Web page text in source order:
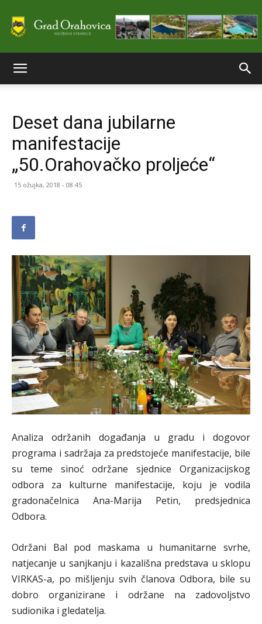
stranice
Grada
Deset dana jubilarne
manifestacije
„50.Orahovačko proljeće“
15 ožujka, 2018 - 08:45
Analiza održanih događanja u gradu i dogovor
programa i sadržaja za predstojeće manifestacije, bile
su teme sinoć održane sjednice Organizacijskog
odbora za kulturne manifestacije, koju je vodila
gradonačelnica Ana-Marija Petin, predsjednica
Odbora.
Održani Bal pod maskama u humanitarne svrhe,
natjecanje u sanjkanju i kazališna predstava u sklopu
VIRKAS-a, po mišljenju svih članova Odbora, bile su
dobro organizirane i održane na zadovoljstvo
sudionika i gledatelja.